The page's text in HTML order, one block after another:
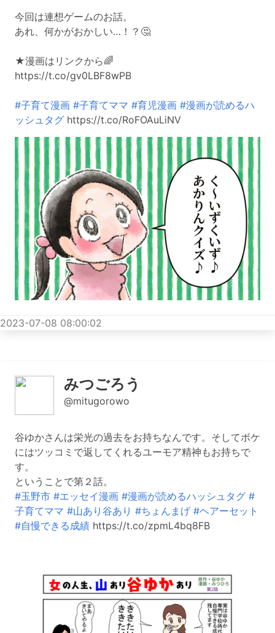
今回は連想ゲームのお話。
あれ、何かがおかしい…！？🤔
★漫画はリンクから🌈
https://t.co/gv0LBF8wPB
#子育て漫画 #子育てママ #育児漫画 #漫画が読めるハ
ッシュタグ https://t.co/RoFOAuLiNV
2023-07-08 08:00:02
みつごろう
@mitugorowo
谷ゆかさんは栄光の過去をお持ちなんです。そしてボケ
にはツッコミで返してくれるユーモア精神もお持ちで
す。
ということで第２話。
#玉野市 #エッセイ漫画 #漫画が読めるハッシュタグ #
子育てママ #山あり谷あり #ちょんまげ #ヘアーセット
#自慢できる成績 https://t.co/zpmL4bq8FB